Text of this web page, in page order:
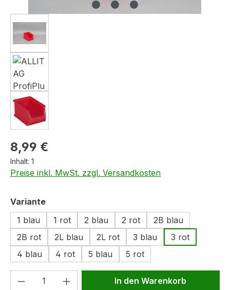
Regulärer Preis:
8,99 €
Inhalt: 1
Preise inkl. MwSt. zzgl. Versandkosten
Varianteauswählen
1 blau
1 rot 2 blau 2 rot
2B blau
2B rot
2L blau 2L rot 3 blau
3 rot
4 blau
4 rot 5 blau 5 rot
Produkt Anzahl: Gib denIn den Warenkorb